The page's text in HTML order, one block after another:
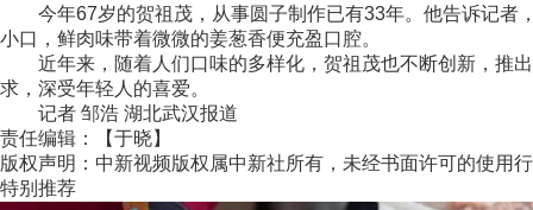
今年67岁的贺祖茂，从事圆子制作已有33年。他告诉记者
小口，鲜肉味带着微微的姜葱香便充盈口腔。
近年来，随着人们口味的多样化，贺祖茂也不断创新，推出
求，深受年轻人的喜爱。
记者 邹浩 湖北武汉报道
责任编辑：【于晓】
版权声明：中新视频版权属中新社所有，未经书面许可的使用
特别推荐